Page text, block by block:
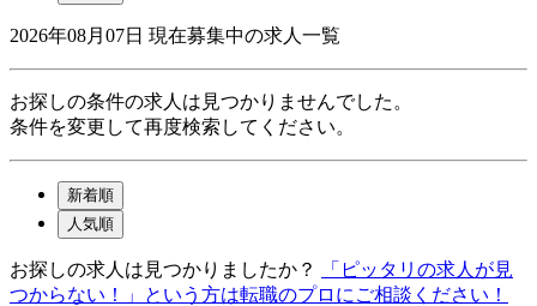
2026年08月07日 現在募集中の求人一覧
お探しの条件の求人は見つかりませんでした。
条件を変更して再度検索してください。
新着順
人気順
お探しの求人は見つかりましたか？
「ピッタリの求人が見
つからない！」という方は転職のプロにご相談ください！